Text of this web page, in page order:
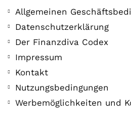
Allgemeinen
Datenschutzerklärung
Der Finanzdiva Codex
Impressum
Kontakt
Nutzungsbedingungen
Werbemöglichkeiten und